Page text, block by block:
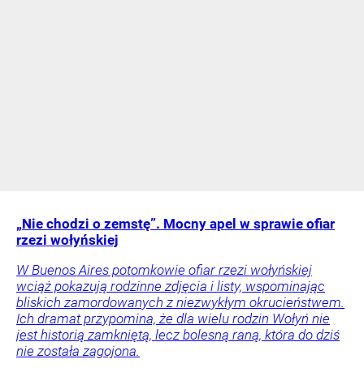
„Nie chodzi o zemstę”. Mocny apel w sprawie ofiar
rzezi wołyńskiej
W Buenos Aires potomkowie ofiar rzezi wołyńskiej
wciąż pokazują rodzinne zdjęcia i listy, wspominając
bliskich zamordowanych z niezwykłym okrucieństwem.
Ich dramat przypomina, że dla wielu rodzin Wołyń nie
jest historią zamkniętą, lecz bolesną raną, która do dziś
nie została zagojona.